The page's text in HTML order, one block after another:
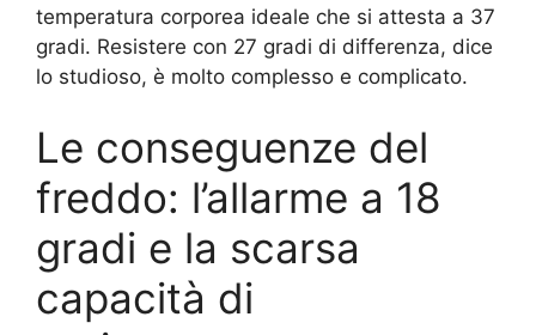
temperatura corporea ideale che si attesta a 37
gradi. Resistere con 27 gradi di differenza, dice
lo studioso, è molto complesso e complicato.
Le conseguenze del
freddo: l’allarme a 18
gradi e la scarsa
capacità di